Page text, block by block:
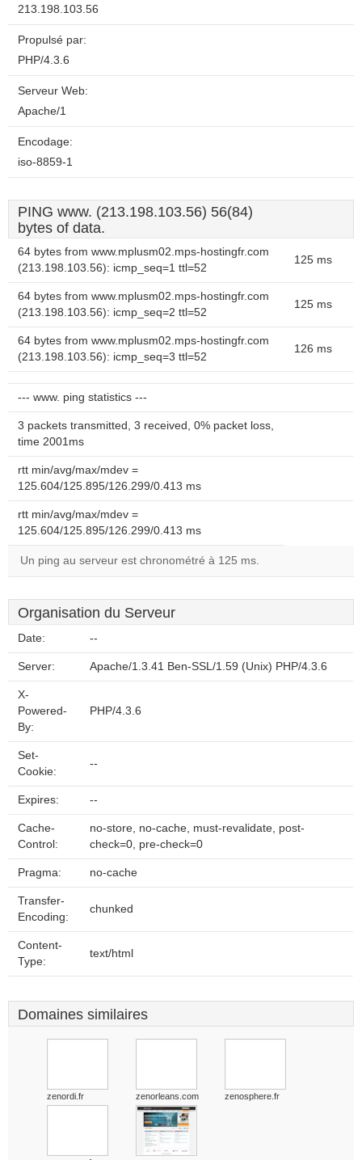
213.198.103.56
Propulsé par:
PHP/4.3.6
Serveur Web:
Apache/1
Encodage:
iso-8859-1
PING www. (213.198.103.56) 56(84)
bytes of data.
64 bytes from www.mplusm02.mps-hostingfr.com
(213.198.103.56): icmp_seq=1 ttl=52
125 ms
64 bytes from www.mplusm02.mps-hostingfr.com
(213.198.103.56): icmp_seq=2 ttl=52
125 ms
64 bytes from www.mplusm02.mps-hostingfr.com
(213.198.103.56): icmp_seq=3 ttl=52
126 ms
--- www. ping statistics ---
3 packets transmitted, 3 received, 0% packet loss,
time 2001ms
rtt min/avg/max/mdev =
125.604/125.895/126.299/0.413 ms
rtt min/avg/max/mdev =
125.604/125.895/126.299/0.413 ms
Un ping au serveur est chronométré à 125 ms.
Organisation du Serveur
Date: --
Server: Apache/1.3.41 Ben-SSL/1.59 (Unix) PHP/4.3.6
X-
Powered-
By:
PHP/4.3.6
Set-
Cookie:
--
Expires: --
Cache-
Control:
no-store, no-cache, must-revalidate, post-
check=0, pre-check=0
Pragma: no-cache
Transfer-
Encoding:
chunked
Content-
Type:
text/html
Domaines similaires
zenordi.fr zenorleans.com zenosphere.fr